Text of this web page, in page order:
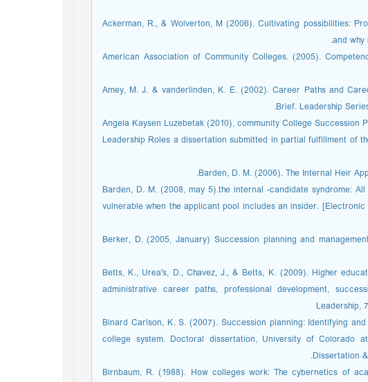
• Ackerman, R., & Wolverton, M (2006). Cultivating possibilities:
and
• American Association of Community Colleges. (2005).
• Amey, M. J. & vanderlinden, K. E. (2002). Career Paths and
Brief. Leadership
• Angela Kaysen Luzebetak (2010), community College
Leadership Roles a dissertation submitted in partial fulfillment of
• Barden, D. M. (2008, may 5).the internal -candidate syndrome:
vulnerable when the applicant pool includes an insider.
• Berker, D. (2005, January) Succession planning and
• Betts, K., Urea's, D., Chavez, J., & Betts, K. (2009). Higher
administrative career paths, professional development,
Leadership,
• Binard Carlson, K. S. (2007). Succession planning: Identifying
college system. Doctoral dissertation, University of Colorado
Dissertation
• Birnbaum, R. (1988). How colleges work: The cybernetics of